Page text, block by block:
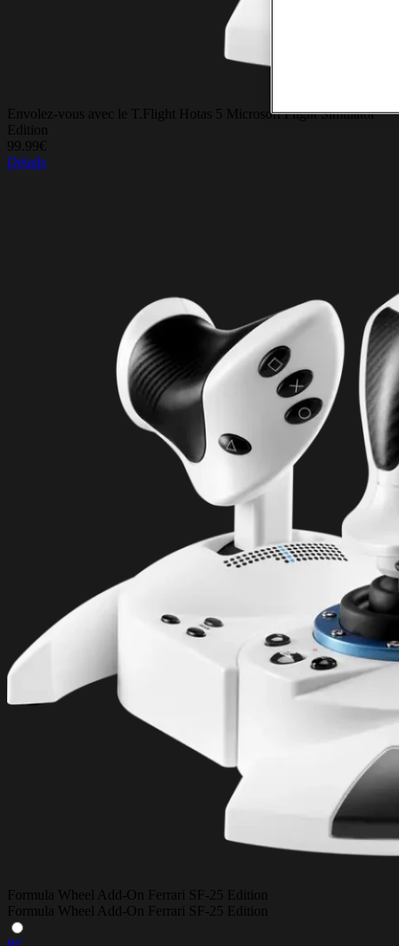
Envolez-vous avec le T.Flight Hotas 5 Microsoft Flight Simulator
Edition
99.99€
Détails
Formula Wheel Add-On Ferrari SF-25 Edition
Formula Wheel Add-On Ferrari SF-25 Edition